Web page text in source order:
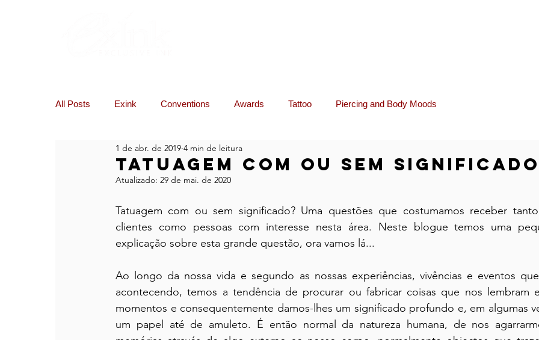
All Posts Exink Conventions Awards Tattoo Piercing and Body Moods
Remoção Laser / Micropigmentação
Tatuagem com ou sem
1 de abr. de 2019 4 min de leitura
Atualizado: 29 de mai. de 2020
Tatuagem com ou sem significado? Uma questões que costumamos receber
clientes como pessoas com interesse nesta área. Neste blogue temos uma
explicação sobre esta grande questão, ora vamos lá...
Ao longo da nossa vida e segundo as nossas experiências, vivências e eventos
acontecendo, temos a tendência de procurar ou fabricar coisas que nos lembram
momentos e consequentemente damos-lhes um significado profundo e, em algumas
um papel até de amuleto. É então normal da natureza humana, de nos